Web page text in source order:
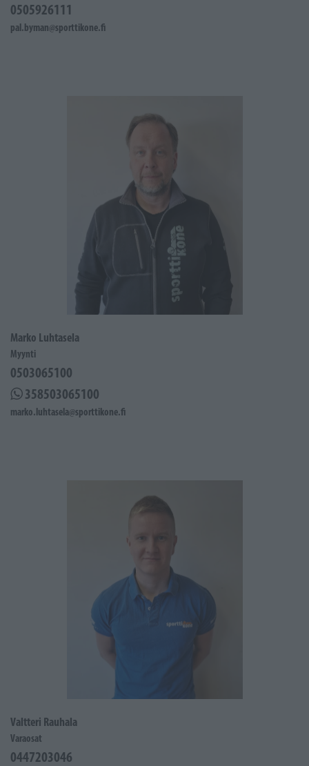
0505926111
pal.byman@sporttikone.fi
Marko Luhtasela
Myynti
0503065100
358503065100
marko.luhtasela@sporttikone.fi
Valtteri Rauhala
Varaosat
0447203046